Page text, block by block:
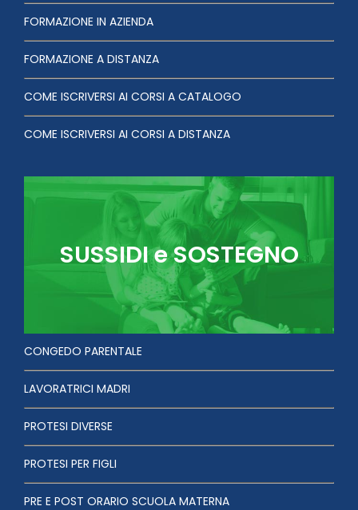
FORMAZIONE IN AZIENDA
FORMAZIONE A DISTANZA
COME ISCRIVERSI AI CORSI A CATALOGO
COME ISCRIVERSI AI CORSI A DISTANZA
SUSSIDI e SOSTEGNO
CONGEDO PARENTALE
LAVORATRICI MADRI
PROTESI DIVERSE
PROTESI PER FIGLI
PRE E POST ORARIO SCUOLA MATERNA